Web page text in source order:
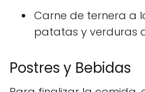
Carne de ternera a
patatas y verduras
Postres y Bebidas